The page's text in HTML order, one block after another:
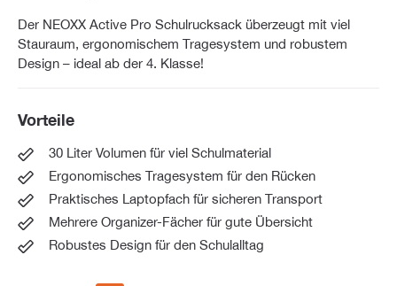
Der NEOXX Active Pro Schulrucksack überzeugt mit viel
Stauraum, ergonomischem Tragesystem und robustem
Design – ideal ab der 4. Klasse!
Vorteile
30 Liter Volumen für viel Schulmaterial
Ergonomisches Tragesystem für den Rücken
Praktisches Laptopfach für sicheren Transport
Mehrere Organizer-Fächer für gute Übersicht
Robustes Design für den Schulalltag